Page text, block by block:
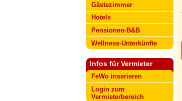
Gästezimmer
Hotels
Pensionen-B&B
Wellness-Unterkünfte
Infos für Vermieter
FeWo inserieren
Login zum
Vermieterbereich